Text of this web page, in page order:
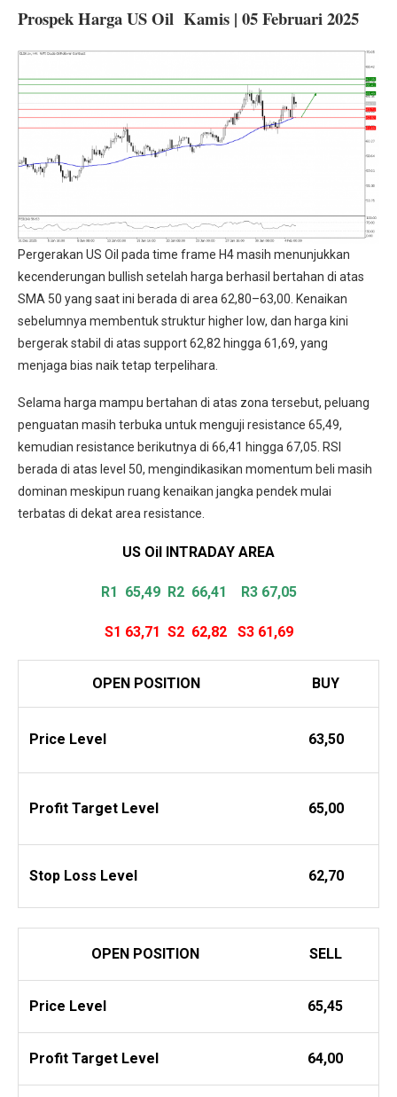
Prospek Harga US Oil Kamis | 05 Februari 2025
Pergerakan US Oil pada time frame H4 masih menunjukkan
kecenderungan bullish setelah harga berhasil bertahan di atas
SMA 50 yang saat ini berada di area 62,80–63,00. Kenaikan
sebelumnya membentuk struktur higher low, dan harga kini
bergerak stabil di atas support 62,82 hingga 61,69, yang
menjaga bias naik tetap terpelihara.
Selama harga mampu bertahan di atas zona tersebut, peluang
penguatan masih terbuka untuk menguji resistance 65,49,
kemudian resistance berikutnya di 66,41 hingga 67,05. RSI
berada di atas level 50, mengindikasikan momentum beli masih
dominan meskipun ruang kenaikan jangka pendek mulai
terbatas di dekat area resistance.
US Oil INTRADAY AREA
R1 65,49 R2 66,41 R3 67,05
S1 63,71 S2 62,82 S3 61,69
OPEN POSITION BUY
Price Level 63,50
Profit Target Level 65,00
Stop Loss Level 62,70
OPEN POSITION SELL
Price Level 65,45
Profit Target Level 64,00